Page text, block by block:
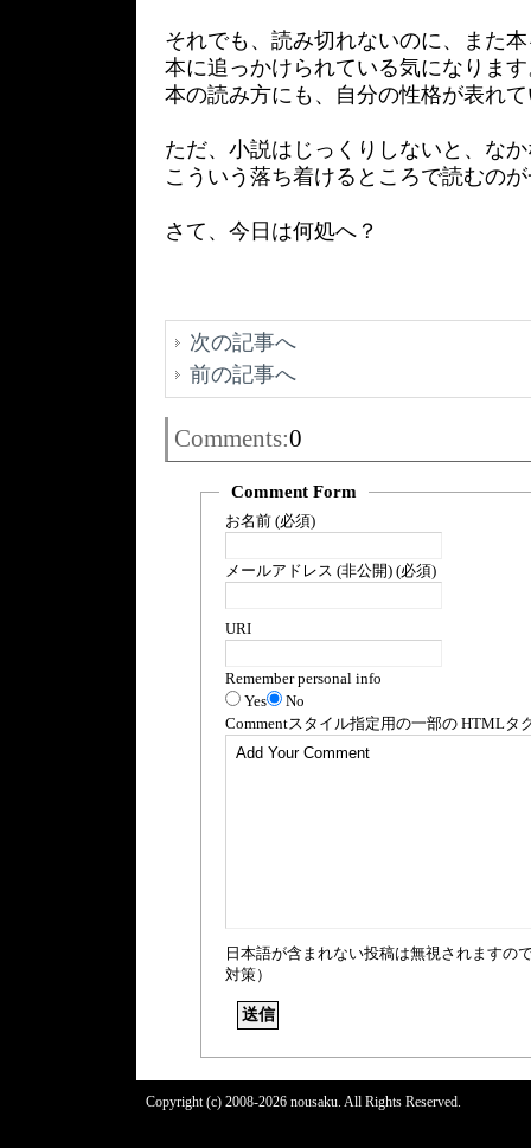
それでも、読み切れないのに、また
本に追っかけられている気になりま
本の読み方にも、自分の性格が表れ
ただ、小説はじっくりしないと、な
こういう落ち着けるところで読むの
さて、今日は何処へ？
次の記事へ
前の記事へ
Comments:0
Comment Form
お名前 (必須)
メールアドレス (非公開) (必須)
URI
Remember personal info
Yes
No
Commentスタイル指定用の一部の HTMLタ
日本語が含まれない投稿は無視されますの
対策）
Copyright (c) 2008-2026 nousaku. All Rights Reserved.